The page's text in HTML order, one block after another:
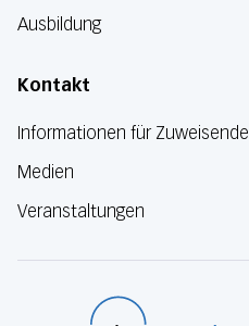
Ausbildung
Kontakt
Informationen für Zuweisende
Medien
Veranstaltungen